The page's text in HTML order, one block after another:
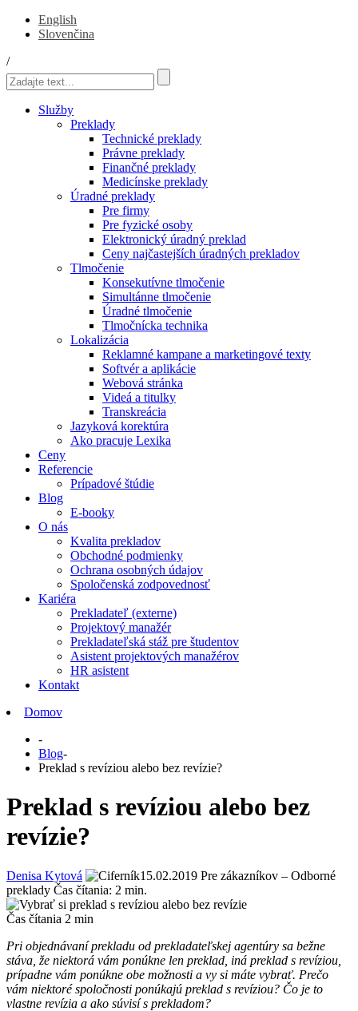
English
Slovenčina
/
Služby
Preklady
Technické preklady
Právne preklady
Finančné preklady
Medicínske preklady
Úradné preklady
Pre firmy
Pre fyzické osoby
Elektronický úradný preklad
Ceny najčastejších úradných prekladov
Tlmočenie
Konsekutívne tlmočenie
Simultánne tlmočenie
Úradné tlmočenie
Tlmočnícka technika
Lokalizácia
Reklamné kampane a marketingové texty
Softvér a aplikácie
Webová stránka
Videá a titulky
Transkreácia
Jazyková korektúra
Ako pracuje Lexika
Ceny
Referencie
Prípadové štúdie
Blog
E-booky
O nás
Kvalita prekladov
Obchodné podmienky
Ochrana osobných údajov
Spoločenská zodpovednosť
Kariéra
Prekladateľ (externe)
Projektový manažér
Prekladateľská stáž pre študentov
Asistent projektových manažérov
HR asistent
Kontakt
Domov
-
Blog-
Preklad s revíziou alebo bez revízie?
Preklad s revíziou alebo bez
revízie?
Denisa Kytová 15.02.2019 Pre zákazníkov – Odborné
preklady Čas čítania: 2 min.
Čas čítania 2 min
Pri objednávaní prekladu od prekladateľskej agentúry sa bežne
stáva, že niektorá vám ponúkne len preklad, iná preklad s revíziou,
prípadne vám ponúkne obe možnosti a vy si máte vybrať. Prečo
vám niektoré spoločnosti ponúkajú preklad s revíziou? Čo je to
vlastne revízia a ako súvisí s prekladom?